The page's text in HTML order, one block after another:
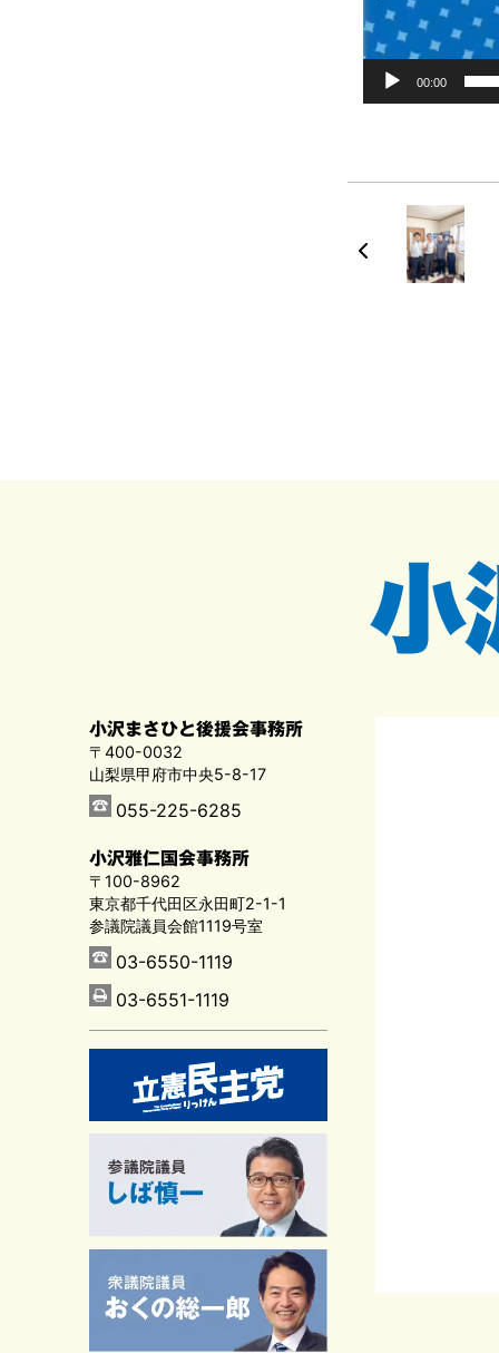
00:00
小沢まさひと後援会事務所
〒400-0032
山梨県甲府市中央5-8-17
055-225-6285
小沢雅仁国会事務所
〒100-8962
東京都千代田区永田町2-1-1
参議院議員会館1119号室
03-6550-1119
03-6551-1119